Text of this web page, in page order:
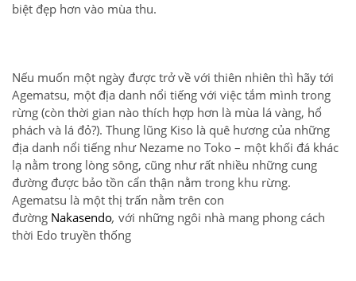
biệt đẹp hơn vào mùa thu.
Nếu muốn một ngày được trở về với thiên nhiên thì hãy tới
Agematsu, một địa danh nổi tiếng với việc tắm mình trong
rừng (còn thời gian nào thích hợp hơn là mùa lá vàng, hổ
phách và lá đỏ?). Thung lũng Kiso là quê hương của những
địa danh nổi tiếng như Nezame no Toko – một khối đá khác
lạ nằm trong lòng sông, cũng như rất nhiều những cung
đường được bảo tồn cẩn thận nằm trong khu rừng.
Agematsu là một thị trấn nằm trên con
đường Nakasendo, với những ngôi nhà mang phong cách
thời Edo truyền thống